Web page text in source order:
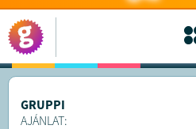
GRUPPI
AJÁNLAT: